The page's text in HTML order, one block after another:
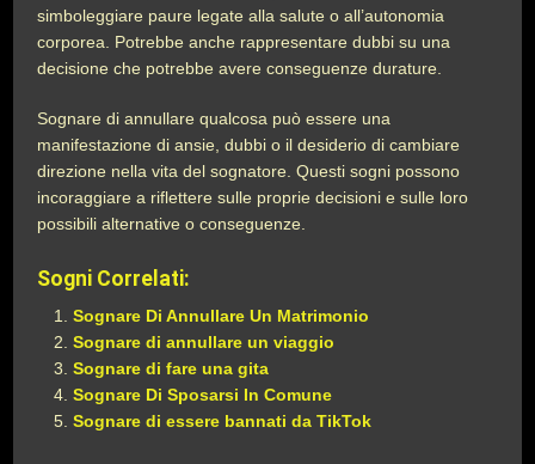
simboleggiare paure legate alla salute o all’autonomia
corporea. Potrebbe anche rappresentare dubbi su una
decisione che potrebbe avere conseguenze durature.
Sognare di annullare qualcosa può essere una
manifestazione di ansie, dubbi o il desiderio di cambiare
direzione nella vita del sognatore. Questi sogni possono
incoraggiare a riflettere sulle proprie decisioni e sulle loro
possibili alternative o conseguenze.
Sogni Correlati:
Sognare Di Annullare Un Matrimonio
Sognare di annullare un viaggio
Sognare di fare una gita
Sognare Di Sposarsi In Comune
Sognare di essere bannati da TikTok